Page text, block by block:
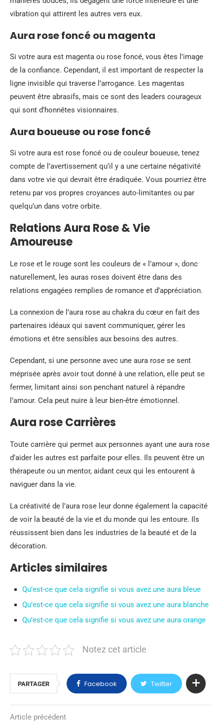
vibration qui attirent les autres vers eux.
Aura rose foncé ou magenta
Si votre aura est magenta ou rose foncé, vous êtes l’image
de la confiance. Cependant, il est important de respecter la
ligne invisible qui traverse l’arrogance. Les magentas
peuvent être abrasifs, mais ce sont des leaders courageux
qui sont d’honnêtes visionnaires.
Aura boueuse ou rose foncé
Si votre aura est rose foncé ou de couleur boueuse, tenez
compte de l’avertissement qu’il y a une certaine négativité
dans votre vie qui devrait être éradiquée. Vous pourriez être
retenu par vos propres croyances auto-limitantes ou par
quelqu’un dans votre orbite.
Relations Aura Rose & Vie
Amoureuse
Le rose et le rouge sont les couleurs de « l’amour », donc
naturellement, les auras roses doivent être dans des
relations engagées remplies de romance et d’appréciation.
La connexion de l’aura rose au chakra du cœur en fait des
partenaires idéaux qui savent communiquer, gérer les
émotions et être sensibles aux besoins des autres.
Cependant, si une personne avec une aura rose se sent
méprisée après avoir tout donné à une relation, elle peut se
fermer, limitant ainsi son penchant naturel à répandre
l’amour. Cela peut nuire à leur bien-être émotionnel.
Aura rose Carrières
Toute carrière qui permet aux personnes ayant une aura rose
d’aider les autres est parfaite pour elles. Ils peuvent être un
thérapeute ou un mentor, aidant ceux qui les entourent à
naviguer dans la vie.
La créativité de l’aura rose leur donne également la capacité
de voir la beauté de la vie et du monde qui les entoure. Ils
réussissent bien dans les industries de la beauté et de la
décoration.
Articles similaires
Qu’est-ce que cela signifie si vous avez une aura bleue
Qu’est-ce que cela signifie si vous avez une aura blanche
Qu’est-ce que cela signifie si vous avez une aura orange
Notez cet article
PARTAGER Facebook Twitter
Article précédent